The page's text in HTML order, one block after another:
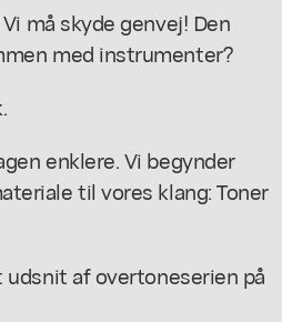
må skyde genvej! Den
med instrumenter?
enklere. Vi begynder
til vores klang: Toner
af overtoneserien på